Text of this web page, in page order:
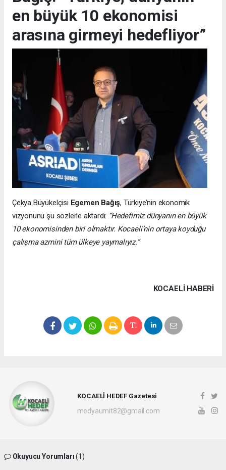
en büyük 10 ekonomisi
arasına girmeyi hedefliyor”
Çekya Büyükelçisi Egemen Bağış, Türkiye’nin ekonomik
vizyonunu şu sözlerle aktardı: “Hedefimiz dünyanın en büyük
10 ekonomisinden biri olmaktır. Kocaeli’nin ortaya koyduğu
çalışma azmini tüm ülkeye yaymalıyız.”
KOCAELI HABERİ
KOCAELİ HEDEF Gazetesi
medyaumit82@gmail.com
Okuyucu Yorumları(1)